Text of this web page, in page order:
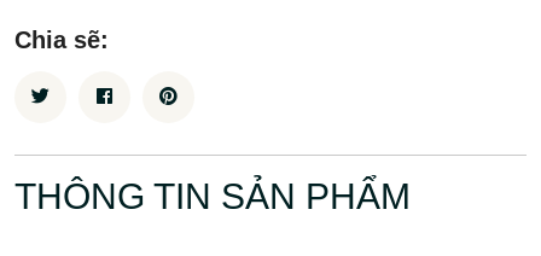
Chia sẽ:
THÔNG TIN SẢN PHẨM